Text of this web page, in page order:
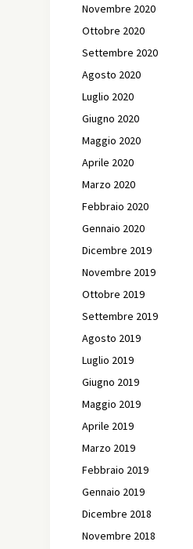
Novembre 2020
Ottobre 2020
Settembre 2020
Agosto 2020
Luglio 2020
Giugno 2020
Maggio 2020
Aprile 2020
Marzo 2020
Febbraio 2020
Gennaio 2020
Dicembre 2019
Novembre 2019
Ottobre 2019
Settembre 2019
Agosto 2019
Luglio 2019
Giugno 2019
Maggio 2019
Aprile 2019
Marzo 2019
Febbraio 2019
Gennaio 2019
Dicembre 2018
Novembre 2018